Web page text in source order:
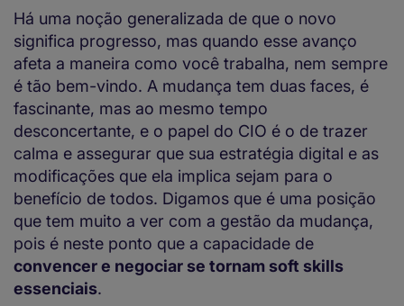
Há uma noção generalizada de que o novo
significa progresso, mas quando esse avanço
afeta a maneira como você trabalha, nem sempre
é tão bem-vindo. A mudança tem duas faces, é
fascinante, mas ao mesmo tempo
desconcertante, e o papel do CIO é o de trazer
calma e assegurar que sua estratégia digital e as
modificações que ela implica sejam para o
benefício de todos. Digamos que é uma posição
que tem muito a ver com a gestão da mudança,
pois é neste ponto que a capacidade de
convencer e negociar se tornam soft skills
essenciais.